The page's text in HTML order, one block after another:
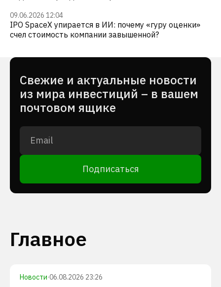
09.06.2026 12:04
IPO SpaceX упирается в ИИ: почему «гуру оценки»
счел стоимость компании завышенной?
Cвежие и актуальные новости
из мира инвестиций – в вашем
почтовом ящике
Подписаться
Главное
Новости·06.08.2026 23:26